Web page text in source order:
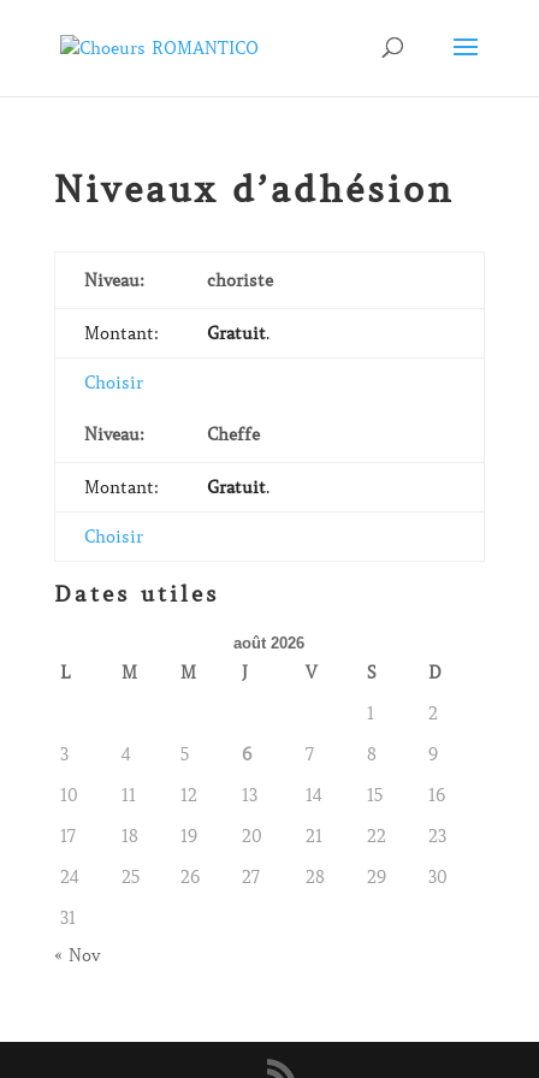
Niveaux d’adhésion
choriste
Gratuit.
Choisir
Cheffe
Gratuit.
Choisir
Dates utiles
août 2026
L M M J V S
D
1
2
3
4 5 6 7 8
9
10
11 12 13 14 15
16
17
18 19 20 21 22
23
24
25 26 27 28 29
30
31
« Nov